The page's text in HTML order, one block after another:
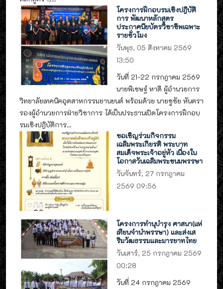
โครงการฝึกอบรมเชิงปฎิบัติ
การ พัฒนาหลักสูตร
ประกาศนียบัตรวิชาชีพเฉพาะ
รายชั่วโมง
วันพุธ, 05 สิงหาคม 2569
13:50
วันที่ 21-22 กรกฎาคม 2569
นายพิเชษฐ์ หาดี ผู้อำนวยการ
วิทยาลัยเทคนิคอุตสาหกรรมยานยนต์ พร้อมด้วย นายชูชัย หันตรา
รองผู้อำนวยการฝ่ายวิชาการ ได้เป็นประธานเปิดโครงการฝึกอบ
รมเชิงปฎิบัติการ...
ขอเชิญร่วมกิจกรรม
เฉลิมพระเกียรติ พระบาท
สมเด็จพระเจ้าอยู่หัว เนื่องใน
โอกาสวันเฉลิมพระชนมพรรษา
วันจันทร์, 27 กรกฎาคม
2569 09:56
โครงการทำนุบำรุง ศาสนา(แห่
เทียนจำนำพรรษา) และส่งเส
ริมวัฒธรรมและมารยาทไทย
วันเสาร์, 25 กรกฎาคม 2569
00:28
วันที่ 24 กรกฎาคม 2569